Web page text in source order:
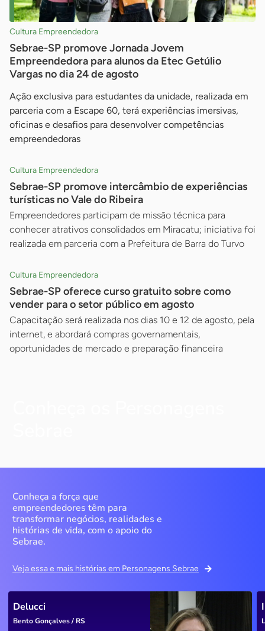
Cultura Empreendedora
Sebrae-SP promove Jornada Jovem
Empreendedora para alunos da Etec Getúlio
Vargas no dia 24 de agosto
Ação exclusiva para estudantes da unidade, realizada em
parceria com a Escape 60, terá experiências imersivas,
oficinas e desafios para desenvolver competências
empreendedoras
Cultura Empreendedora
Sebrae-SP promove intercâmbio de experiências
turísticas no Vale do Ribeira
Empreendedores participam de missão técnica para
conhecer atrativos consolidados em Miracatu; iniciativa foi
realizada em parceria com a Prefeitura de Barra do Turvo
Cultura Empreendedora
Sebrae-SP oferece curso gratuito sobre como
vender para o setor público em agosto
Capacitação será realizada nos dias 10 e 12 de agosto, pela
internet, e abordará compras governamentais,
oportunidades de mercado e preparação financeira
Conheça a força que
empreendedores têm para
transformar negócios, realidades e
histórias de vida, com o apoio do
Sebrae.
Veja essa e mais histórias em Personagens Sebrae
Delucci
Bento Gonçalves / RS